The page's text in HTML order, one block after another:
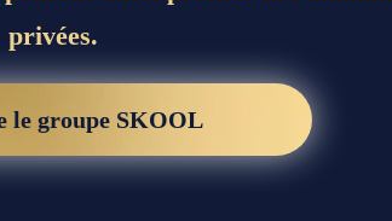
privées.
le groupe SKOOL